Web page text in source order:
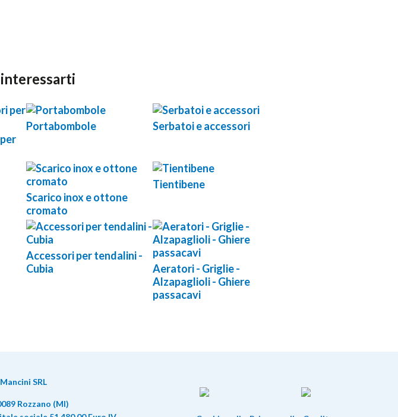
Portabombole Serbatoi e accessori
Scarico inox e ottone
cromato
Tientibene
Accessori per tendalini -
Cubia
Aeratori - Griglie -
Alzapaglioli - Ghiere
passacavi
SRL
Rozzano (MI)